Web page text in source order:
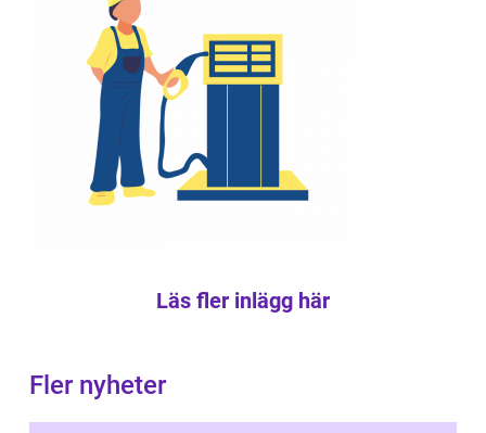
Läs fler inlägg här
Fler nyheter